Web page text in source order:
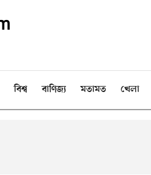
বিশ্ব বাণিজ্য মতামত খেলা